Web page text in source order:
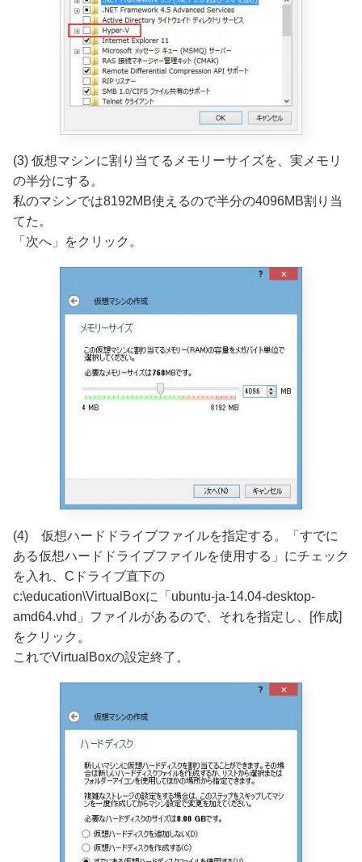
(3) 仮想マシンに割り当てるメモリーサイズを、実メモリ
の半分にする。
私のマシンでは8192MB使えるので半分の4096MB割り当
てた。
「次へ」をクリック。
(4) 仮想ハードドライブファイルを指定する。「すでに
ある仮想ハードドライブファイルを使用する」にチェック
を入れ、Cドライブ直下の
c:\education\VirtualBoxに「ubuntu-ja-14.04-desktop-
amd64.vhd」ファイルがあるので、それを指定し、[作成]
をクリック。
これでVirtualBoxの設定終了。